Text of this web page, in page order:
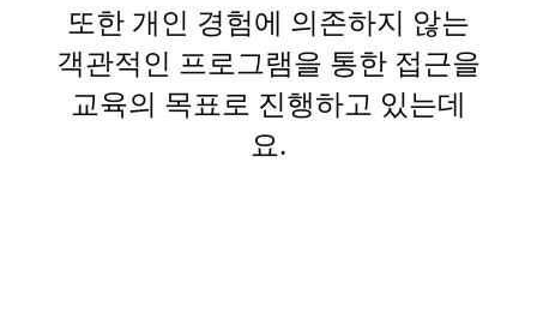
또한 개인 경험에 의존하지 않는
객관적인 프로그램을 통한 접근을
교육의 목표로 진행하고 있는데
요.